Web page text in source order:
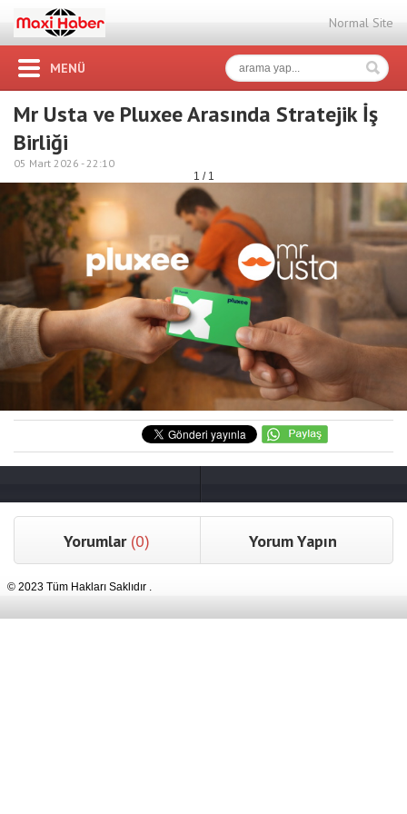
Normal Site
MENÜ
Mr Usta ve Pluxee Arasında Stratejik İş
Birliği
05 Mart 2026 -22:10
1 / 1
Yorumlar (0) Yorum Yapın
© 2023 Tüm Hakları Saklıdır .